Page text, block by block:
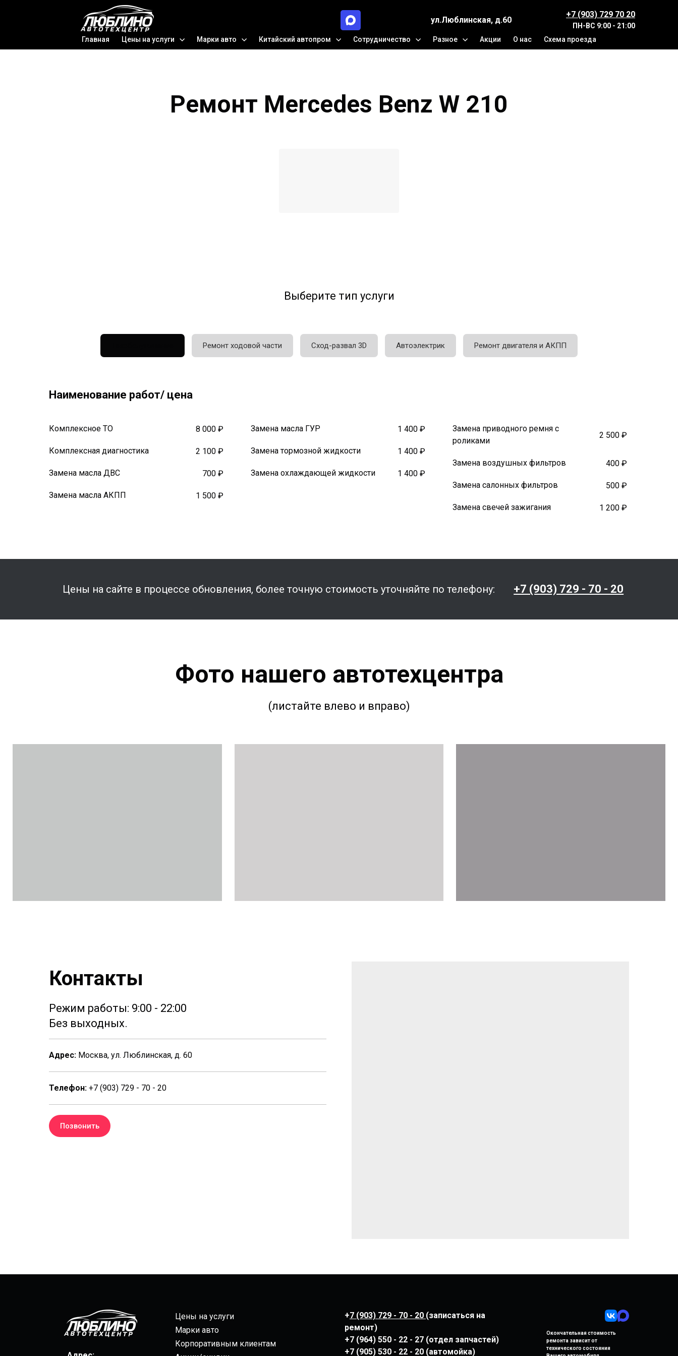
ул.Люблинская, д.60
+7 (903) 729 70 20
ПН-ВС 9:00 - 21:00
Главная
Цены на услуги Марки авто Китайский автопром Сотрудничество Разное Акции О нас Схема проезда
Ремонт Mercedes Benz W 210
Выберите тип услуги
Ремонт ходовой части Сход-развал 3D Автоэлектрик Ремонт двигателя и АКПП
Наименование работ/ цена
Комплексное ТО 8 000 ₽
Комплексная диагностика 2 100 ₽
Замена масла ДВС 700 ₽
Замена масла АКПП 1 500 ₽
Замена масла ГУР 1 400 ₽
Замена тормозной жидкости 1 400 ₽
Замена охлаждающей жидкости 1 400 ₽
Замена приводного ремня с
роликами
2 500 ₽
Замена воздушных фильтров 400 ₽
Замена салонных фильтров 500 ₽
Замена свечей зажигания 1 200 ₽
Цены на сайте в процессе обновления, более точную стоимость уточняйте по телефону: +7 (903) 729 - 70 - 20
Фото нашего автотехцентра
(листайте влево и вправо)
Контакты
Режим работы: 9:00 - 22:00
Без выходных.
Адрес: Москва, ул. Люблинская, д. 60
Телефон: +7 (903) 729 - 70 - 20
Позвонить
Цены на услуги
Марки авто
Корпоративным клиентам
+7 (903) 729 - 70 - 20 (записаться на
ремонт)
+7 (964) 550 - 22 - 27 (отдел запчастей)
+7 (905) 530 - 22 - 20 (автомойка)
Окончательная стоимость
ремонта зависит от
технического состояния